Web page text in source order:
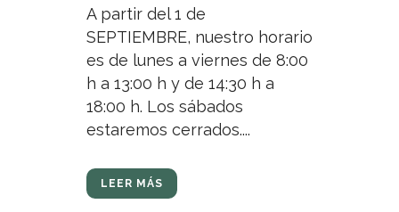
A partir del 1 de
SEPTIEMBRE, nuestro horario
es de lunes a viernes de 8:00
h a 13:00 h y de 14:30 h a
18:00 h. Los sábados
estaremos cerrados....
LEER MÁS